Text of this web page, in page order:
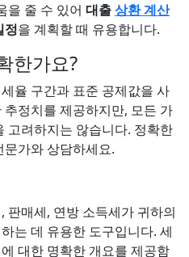
을 줄 수 있어 대출상환 계산
을 계획할 때 유용합니다.
한가요?
율 구간과 표준 공제값을 사
정치를 제공하지만, 모든 가
고려하지는 않습니다. 정확한
가와 상담하세요.
판매세, 연방 소득세가 귀하의
는 데 유용한 도구입니다. 세
대한 명확한 개요를 제공함